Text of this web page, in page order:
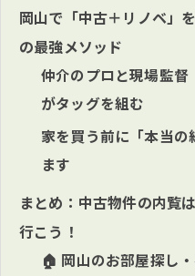
岡山で「中古＋リノベ」
の最強メソッド
仲介のプロと現場監督
がタッグを組む
家を買う前に「本当
ます
まとめ：中古物件の内覧
行こう！
🏠 岡山のお部屋探し